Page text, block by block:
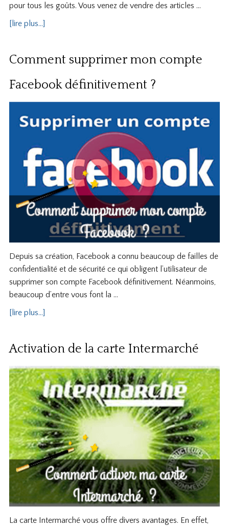
pour tous les goûts. Vous venez de vendre des articles …
[lire plus...]
Comment supprimer mon compte
Facebook définitivement ?
Depuis sa création, Facebook a connu beaucoup de failles de
confidentialité et de sécurité ce qui obligent l’utilisateur de
supprimer son compte Facebook définitivement. Néanmoins,
beaucoup d’entre vous font la …
[lire plus...]
Activation de la carte Intermarché
La carte Intermarché vous offre divers avantages. En effet,